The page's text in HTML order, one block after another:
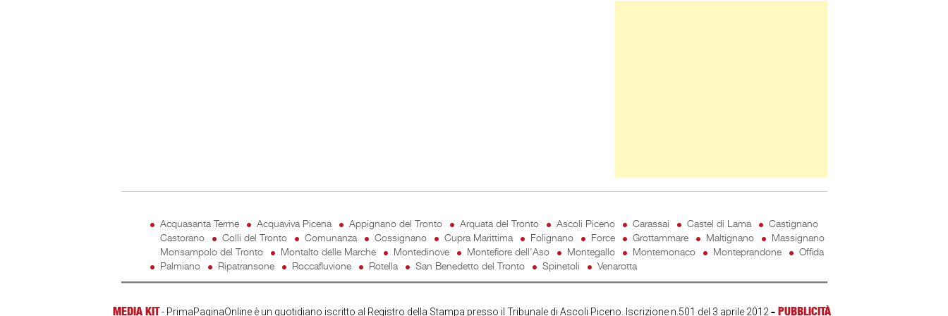
Acquasanta Terme Acquaviva Picena Appignano del Tronto Arquata del Tronto Ascoli Piceno Carassai Castel di Lama
Castignano
Castorano
Colli del Tronto Comunanza Cossignano Cupra Marittima Folignano Force Grottammare Maltignano
Massignano
Monsampolo del Tronto
Montalto delle Marche Montedinove Montefiore dell'Aso Montegallo Montemonaco Monteprandone
Offida
Palmiano
Ripatransone Roccafluvione Rotella San Benedetto del Tronto Spinetoli Venarotta
MEDIA KIT- PrimaPaginaOnline è un quotidiano iscritto al Registro della Stampa presso il Tribunale di Ascoli Piceno. Iscrizione n.501 del 3 aprile 2012- PUBBLICITÀ